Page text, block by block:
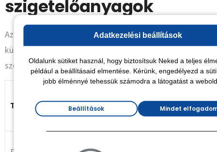
szigetelőanyagok
Az alábbi táblázatban összefoglaltuk a legfontosabb
különbségeket a párakezelés és a penészmegelőzés
szempontjából:
Tulajdonság
Cellulóz
szigetelés
Üveggyapot
Adatkezelési beállítások
Oldalunk sütiket használ, hogy biztosítsuk Neked a teljes
például a beállításaid elmentése. Kérünk, engedélyezd a
jobb élménnyé tehessük számodra a látogatást a
Beállítások Mindet